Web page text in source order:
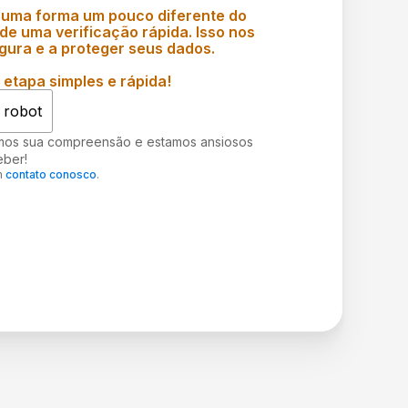
forma um pouco diferente do
uma verificação rápida. Isso nos
e a proteger seus dados.
simples e rápida!
robot
sua compreensão e estamos ansiosos
contato conosco.